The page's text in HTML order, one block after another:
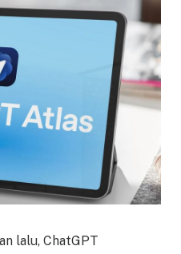
lalu, ChatGPT